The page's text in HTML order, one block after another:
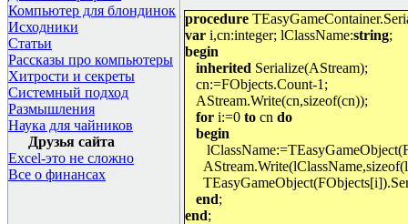
Компьютер для блондинок
Исходники
Статьи
Рассказы про компьютеры
Хитрости и секреты
Системный подход
Размышления
Наука для чайников
Друзья сайта
Excel-это не сложно
Все о финансах
procedure
var i,cn:integer; lClassName:string;
begin
inherited Serialize(AStream);
cn:=FObjects.Count-1;
AStream.Write(cn,sizeof(cn));
for i:=0 to cn do
begin
end;
end;